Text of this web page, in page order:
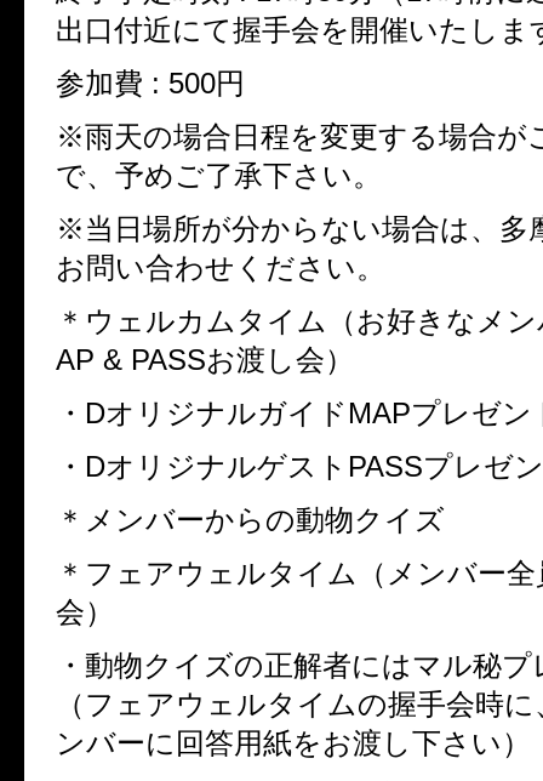
出口付近にて握手会を開催いたしま
参加費 : 500円
※雨天の場合日程を変更する場合が
で、予めご了承下さい。
※当日場所が分からない場合は、多
お問い合わせください。
＊ウェルカムタイム（お好きなメ
AP & PASSお渡し会）
・DオリジナルガイドMAPプレゼン
・DオリジナルゲストPASSプレゼ
＊メンバーからの動物クイズ
＊フェアウェルタイム（メンバー
会）
・動物クイズの正解者にはマル秘
（フェアウェルタイムの握手会時
ンバーに回答用紙をお渡し下さい）